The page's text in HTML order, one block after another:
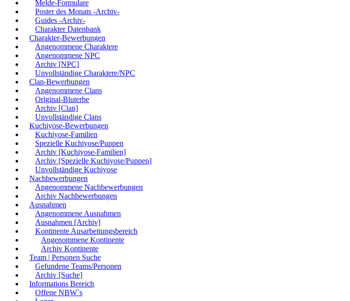
Melde-Formulare
Poster des Monats -Archiv-
Guides -Archiv-
Charakter Datenbank
Charakter-Bewerbungen
Angenommene Charaktere
Angenommene NPC
Archiv [NPC]
Unvollständige Charaktere/NPC
Clan-Bewerbungen
Angenommene Clans
Original-Bluterbe
Archiv [Clan]
Unvollständige Clans
Kuchiyose-Bewerbungen
Kuchiyose-Familien
Spezielle Kuchiyose/Puppen
Archiv [Kuchiyose-Familien]
Archiv [Spezielle Kuchiyose/Puppen]
Unvollständige Kuchiyose
Nachbewerbungen
Angenommene Nachbewerbungen
Archiv Nachbewerbungen
Ausnahmen
Angenommene Ausnahmen
Ausnahmen [Archiv]
Kontinente Ausarbeitungsbereich
Angenommene Kontinente
Archiv Kontinente
Team | Personen Suche
Gefundene Teams/Personen
Archiv [Suche]
Informations Bereich
Offene NBW`s